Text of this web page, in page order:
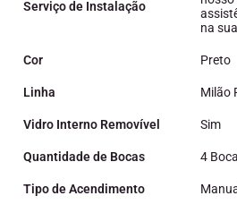
Serviço de Instalação
na
Cor Preto
Linha Milão
Vidro Interno Removível Sim
Quantidade de Bocas 4
Tipo de Acendimento